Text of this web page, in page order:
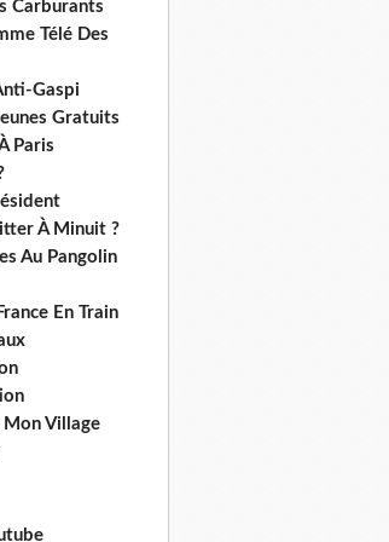
Carburants
Télé Des
Gaspi
Gratuits
Paris
À Minuit ?
Au Pangolin
En Train
Mon Village